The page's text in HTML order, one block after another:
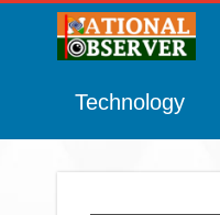
Technology